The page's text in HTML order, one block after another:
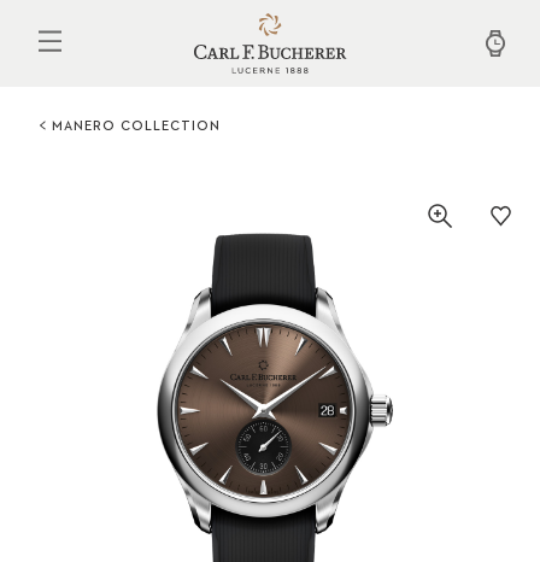
contenu
MANERO COLLECTION